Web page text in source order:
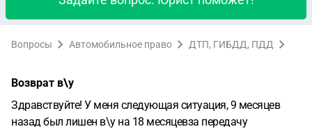
Вопросы Автомобильное право ДТП, ГИБДД, ПДД
Возврат в\у
Здравствуйте! У меня следующая ситуация, 9 месяцев
назад был лишен в\у на 18 месяцевза передачу